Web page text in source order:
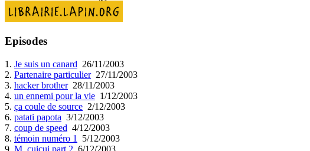
Episodes
1. Je suis un canard 26/11/2003
2. Partenaire particulier27/11/2003
3. hacker brother28/11/2003
4. un ennemi pour la vie 1/12/2003
5. ça coule de source 2/12/2003
6. patati papota 3/12/2003
7. coup de speed 4/12/2003
8. témoin numéro 1
5/12/2003
9. M. cuicui part 2 6/12/2003